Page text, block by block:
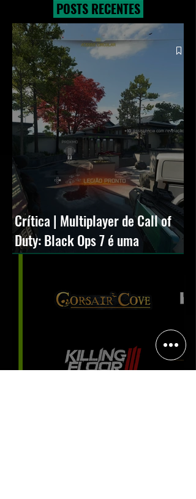
POSTS RECENTES
Crítica | Multiplayer de Call of
Duty: Black Ops 7 é uma
experiência positiva, divertida e